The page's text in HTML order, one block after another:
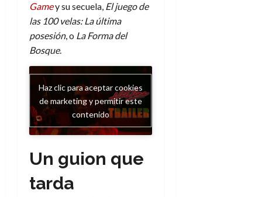
Gamey su secuela, El juego de
las 100 velas: La última
posesión, o La Forma del
Bosque.
Haz clic para aceptar cookies
de marketing y permitir este
contenido
Un guion que
tarda